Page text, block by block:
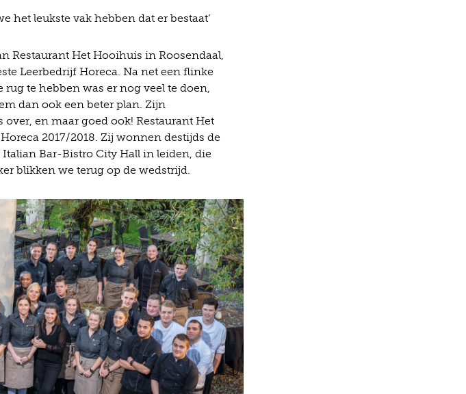
het leukste vak hebben dat er bestaat’
Restaurant Het Hooihuis in Roosendaal,
Leerbedrijf Horeca. Na net een flinke
te hebben was er nog veel te doen,
dan ook een beter plan. Zijn
en maar goed ook! Restaurant Het
2017/2018. Zij wonnen destijds de
Bar-Bistro City Hall in leiden, die
blikken we terug op de wedstrijd.